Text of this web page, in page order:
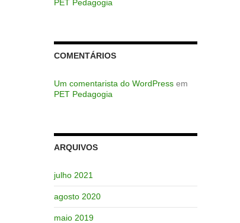
PET Pedagogia
COMENTÁRIOS
Um comentarista do WordPressem
PET Pedagogia
ARQUIVOS
julho 2021
agosto 2020
maio 2019